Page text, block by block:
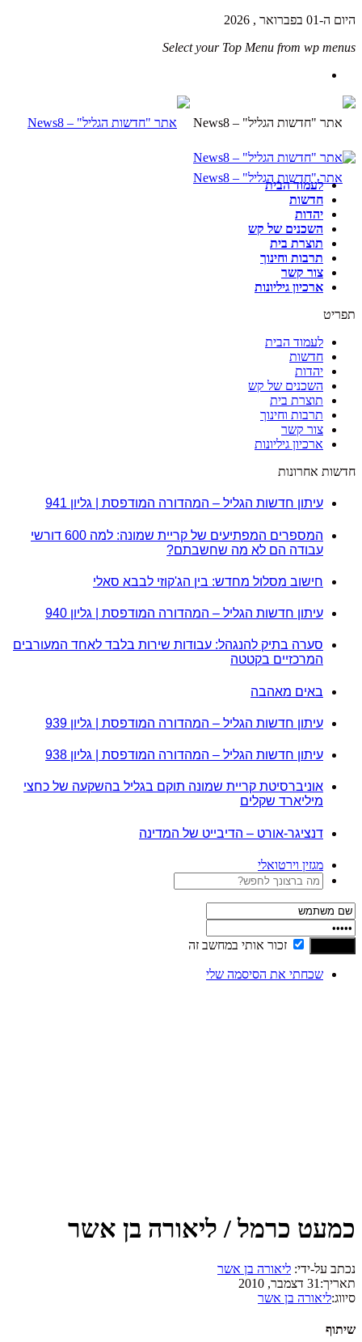
היום ה-01 בפברואר , 2026
Select your Top Menu from wp menus
לעמוד הבית
חדשות
יהדות
השכנים של קש
תוצרת בית
תרבות וחינוך
צור קשר
ארכיון גיליונות
תפריט
לעמוד הבית
חדשות
יהדות
השכנים של קש
תוצרת בית
תרבות וחינוך
צור קשר
ארכיון גיליונות
חדשות אחרונות
עיתון חדשות הגליל – המהדורה המודפסת | גליון 941
המספרים המפתיעים של קריית שמונה: למה 600 דורשי
עבודה הם לא מה שחשבתם?
חישוב מסלול מחדש: בין הג'קוזי לבבא סאלי
עיתון חדשות הגליל – המהדורה המודפסת | גליון 940
סערה בתיק להנגהל: עבודות שירות בלבד לאחד המעורבים
המרכזיים בקטטה
באים מאהבה
עיתון חדשות הגליל – המהדורה המודפסת | גליון 939
עיתון חדשות הגליל – המהדורה המודפסת | גליון 938
אוניברסיטת קריית שמונה תוקם בגליל בהשקעה של כחצי
מיליארד שקלים
דנציגר-אורט – הדיבייט של המדינה
מגזין וירטואלי
זכור אותי במחשב זה
שכחתי את הסיסמה שלי
כמעט כרמל / ליאורה בן אשר
נכתב על-ידי: ליאורה בן אשר
תאריך: 31 דצמבר, 2010
סיווג:ליאורה בן אשר
שיתוף